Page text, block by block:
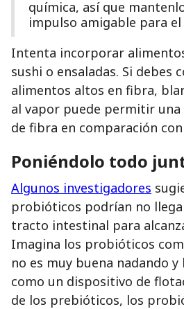
química, así que
impulso amigable para
Intenta incorporar
sushi o ensaladas. Si debes
alimentos altos en fibra,
al vapor puede permitir
de fibra en comparación
Poniéndolo todo
Algunos investigadores
probióticos podrían no
tracto intestinal para
Imagina los probióticos
no es muy buena nadando
como un dispositivo de
de los prebióticos, los